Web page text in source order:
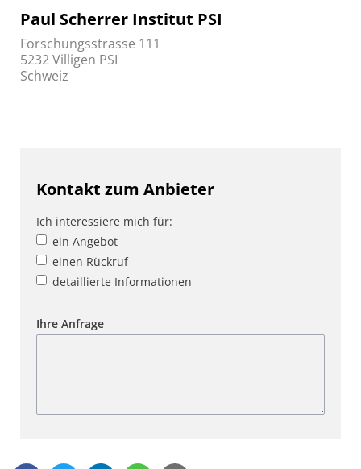
Paul Scherrer Institut PSI
Forschungsstrasse 111
5232 Villigen PSI
Schweiz
Kontakt zum Anbieter
Ich interessiere mich für:
ein Angebot
einen Rückruf
detaillierte Informationen
Ihre Anfrage